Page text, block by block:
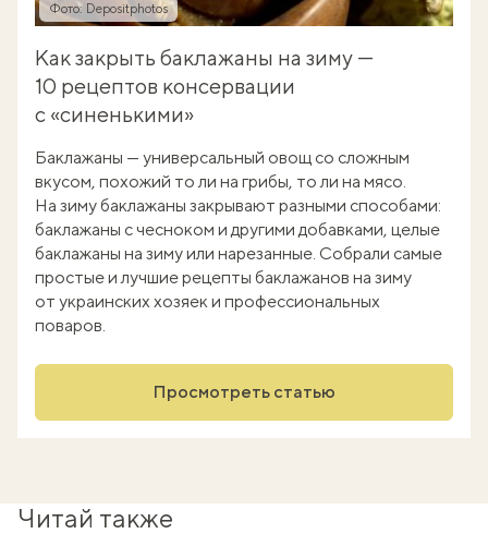
Фото: Depositphotos
Как закрыть баклажаны на зиму —
10 рецептов консервации
с «синенькими»
Баклажаны — универсальный овощ со сложным
вкусом, похожий то ли на грибы, то ли на мясо.
На зиму баклажаны закрывают разными способами:
баклажаны с чесноком и другими добавками, целые
баклажаны на зиму или нарезанные. Собрали самые
простые и лучшие рецепты баклажанов на зиму
от украинских хозяек и профессиональных
поваров.
Просмотреть статью
Читай также